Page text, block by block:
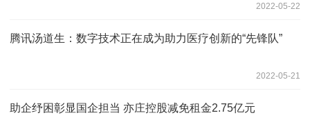
2022-05-22
腾讯汤道生：数字技术正在成为助力医疗创新的“先锋队”
2022-05-21
助企纾困彰显国企担当 亦庄控股减免租金2.75亿元